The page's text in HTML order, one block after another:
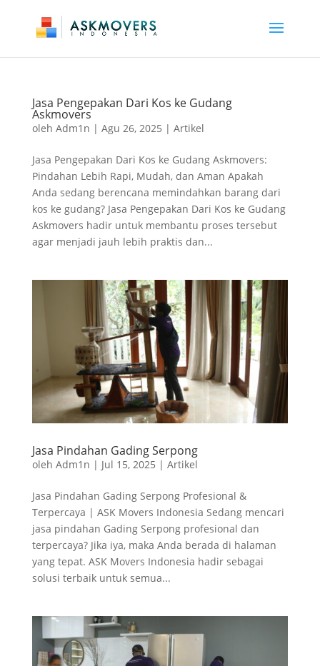
Jasa Pengepakan Dari Kos ke Gudang
Askmovers
oleh Adm1n | Agu 26, 2025 | Artikel
Jasa Pengepakan Dari Kos ke Gudang Askmovers:
Pindahan Lebih Rapi, Mudah, dan Aman Apakah
Anda sedang berencana memindahkan barang dari
kos ke gudang? Jasa Pengepakan Dari Kos ke Gudang
Askmovers hadir untuk membantu proses tersebut
agar menjadi jauh lebih praktis dan...
Jasa Pindahan Gading Serpong
oleh Adm1n | Jul 15, 2025 | Artikel
Jasa Pindahan Gading Serpong Profesional &
Terpercaya | ASK Movers Indonesia Sedang mencari
jasa pindahan Gading Serpong profesional dan
terpercaya? Jika iya, maka Anda berada di halaman
yang tepat. ASK Movers Indonesia hadir sebagai
solusi terbaik untuk semua...